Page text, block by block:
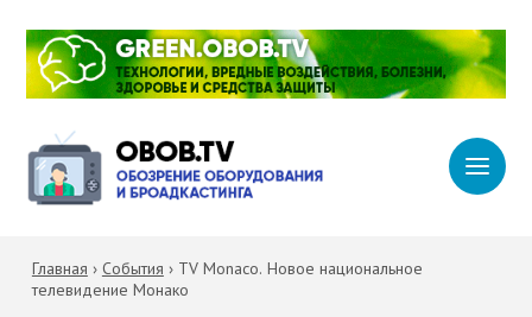
Главная › События › TV Monaco. Новое национальное
телевидение Монако